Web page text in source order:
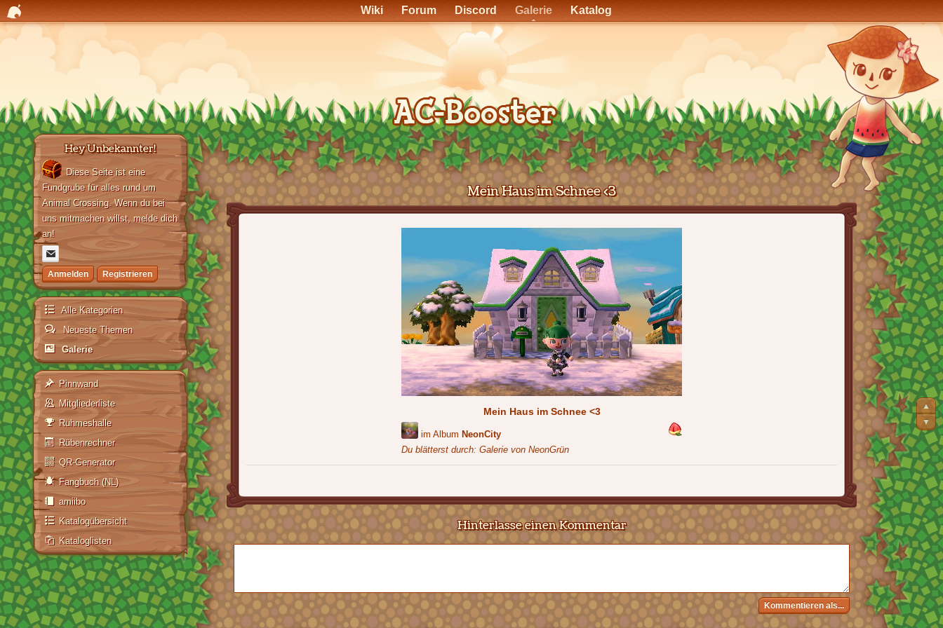
Wiki Forum Discord Galerie Katalog
Hey Unbekannter!
Diese Seite ist eine
Fundgrube für alles rund um
Animal Crossing. Wenn du bei
uns mitmachen willst, melde dich
an!
Anmelden Registrieren
Alle Kategorien
Neueste Themen
Galerie
Pinnwand
Mitgliederliste
Ruhmeshalle
Rübenrechner
QR-Generator
Fangbuch (NL)
amiibo
Katalogübersicht
Kataloglisten
Mein Haus im Schnee <3
Mein Haus im Schnee <3
im Album NeonCity
Du blätterst durch: Galerie von NeonGrün
Hinterlasse einen Kommentar
Kommentieren als...
▲
▼